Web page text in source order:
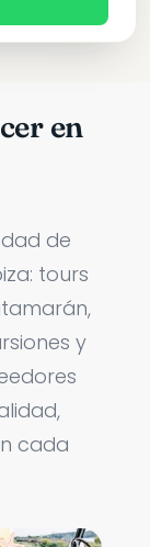
en
de
tours
y
cada